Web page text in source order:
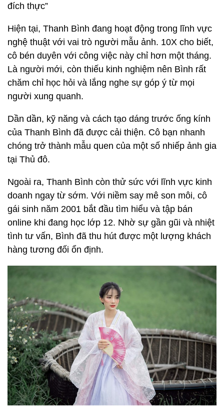
đích thực”
Hiện tại, Thanh Bình đang hoạt động trong lĩnh vực
nghệ thuật với vai trò người mẫu ảnh. 10X cho biết,
cô bén duyên với công việc này chỉ hơn một tháng.
Là người mới, còn thiếu kinh nghiệm nên Bình rất
chăm chỉ học hỏi và lắng nghe sự góp ý từ mọi
người xung quanh.
Dần dần, kỹ năng và cách tạo dáng trước ống kính
của Thanh Bình đã được cải thiện. Cô bạn nhanh
chóng trở thành mẫu quen của một số nhiếp ảnh gia
tại Thủ đô.
Ngoài ra, Thanh Bình còn thử sức với lĩnh vực kinh
doanh ngay từ sớm. Với niềm say mê son môi, cô
gái sinh năm 2001 bắt đầu tìm hiểu và tập bán
online khi đang học lớp 12. Nhờ sự gần gũi và nhiệt
tình tư vấn, Bình đã thu hút được một lượng khách
hàng tương đối ổn định.